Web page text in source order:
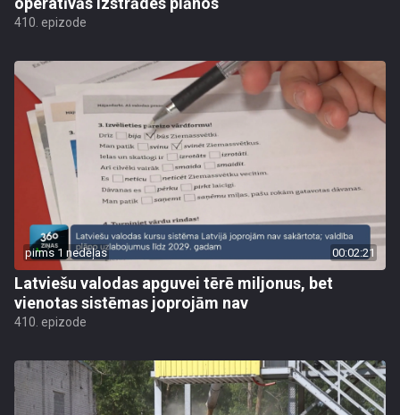
410. epizode
pirms 1 nedēļas 00:02:21
Latviešu valodas apguvei tērē miljonus, bet
vienotas sistēmas joprojām nav
410. epizode